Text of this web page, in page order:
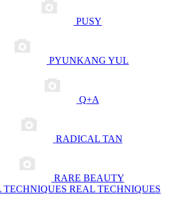
PUSY
PYUNKANG YUL
Q+A
RADICAL TAN
RARE BEAUTY
REAL TECHNIQUES